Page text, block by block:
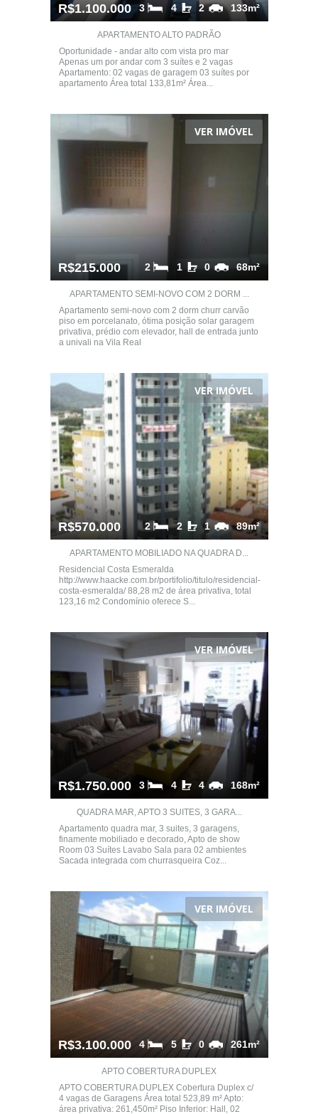
R$1.100.000 133m²
2
4
3
APARTAMENTO ALTO PADRÃO
Oportunidade - andar alto com vista pro mar
Apenas um por andar com 3 suítes e 2 vagas
Apartamento: 02 vagas de garagem 03 suítes por
apartamento Área total 133,81m² Área...
VER IMÓVEL
R$215.000 68m²
0
1
2
APARTAMENTO SEMI-NOVO COM 2 DORM ...
Apartamento semi-novo com 2 dorm churr carvão
piso em porcelanato, ótima posição solar garagem
privativa, prédio com elevador, hall de entrada junto
a univali na Vila Real
VER IMÓVEL
R$570.000 89m²
1
2
2
APARTAMENTO MOBILIADO NA QUADRA D...
Residencial Costa Esmeralda
http://www.haacke.com.br/portifolio/titulo/residencial-
costa-esmeralda/ 88,28 m2 de área privativa, total
123,16 m2 Condomínio oferece S...
VER IMÓVEL
R$1.750.000 168m²
4
4
3
QUADRA MAR, APTO 3 SUITES, 3 GARA...
Apartamento quadra mar, 3 suites, 3 garagens,
finamente mobiliado e decorado, Apto de show
Room 03 Suítes Lavabo Sala para 02 ambientes
Sacada integrada com churrasqueira Coz...
VER IMÓVEL
R$3.100.000 261m²
0
5
4
APTO COBERTURA DUPLEX
APTO COBERTURA DUPLEX Cobertura Duplex c/
4 vagas de Garagens Área total 523,89 m² Apto:
área privativa: 261,450m² Piso Inferior: Hall, 02